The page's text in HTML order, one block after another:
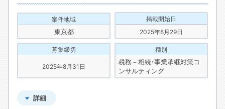
案件地域
東京都
掲載開始日
2025年8月29日
募集締切
2025年8月31日
種別
税務－相続・事業承継対策コ
ンサルティング
詳細